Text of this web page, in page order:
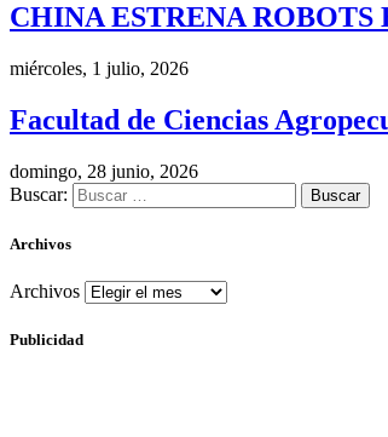
CHINA ESTRENA
miércoles, 1 julio, 2026
Facultad de Ciencias
domingo, 28 junio, 2026
Buscar:
Archivos
Archivos
Publicidad